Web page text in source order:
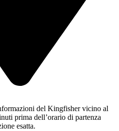
del Kingfisher vicino al
prima dell’orario di partenza
esatta.